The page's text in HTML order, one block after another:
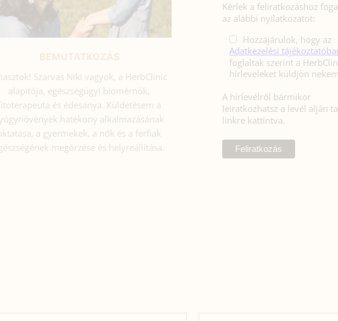
Szarvas Niki vagyok, a HerbClinic
alapítója, egészségügyi biomérnök,
és édesanya. Küldetésem a
hatékony alkalmazásának
a gyermekek, a nők és a férfiak
megőrzése és helyreállítása.
Kérlek a feliratkozáshoz
az alábbi nyilatkozatot:
Hozzájárulok, hogy az
Adatkezelési
foglaltak szerint a
hírleveleket küldjön
A hírlevélről bármikor
leiratkozhatsz a levél alján
linkre kattintva.